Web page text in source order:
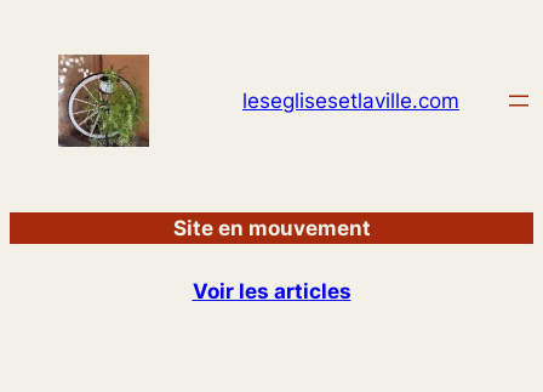
contenu
leseglisesetlaville.com
Site en mouvement
Voir les articles